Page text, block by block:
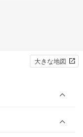
大きな地図